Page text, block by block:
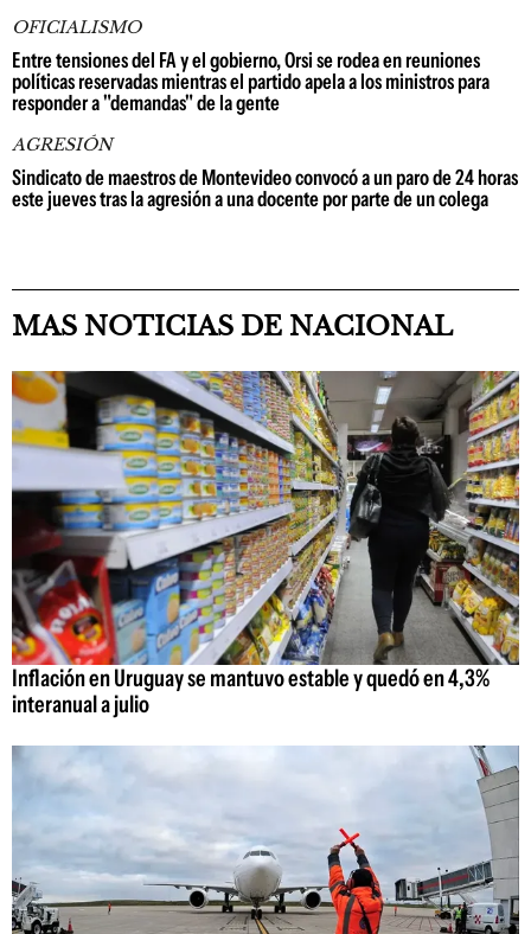
OFICIALISMO
Entre tensiones del FA y el gobierno, Orsi se rodea en reuniones
políticas reservadas mientras el partido apela a los ministros para
responder a "demandas" de la gente
AGRESIÓN
Sindicato de maestros de Montevideo convocó a un paro de 24 horas
este jueves tras la agresión a una docente por parte de un colega
MAS NOTICIAS DE NACIONAL
Inflación en Uruguay se mantuvo estable y quedó en 4,3%
interanual a julio